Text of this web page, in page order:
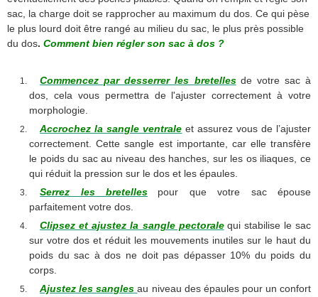
sac, la charge doit se rapprocher au maximum du dos. Ce qui pèse
le plus lourd doit être rangé au milieu du sac, le plus près possible
du dos. Comment bien régler son sac à dos ?
Commencez par desserrer les bretelles de votre sac à
dos, cela vous permettra de l'ajuster correctement à votre
morphologie.
Accrochez la sangle ventrale et assurez vous de l’ajuster
correctement. Cette sangle est importante, car elle transfère
le poids du sac au niveau des hanches, sur les os iliaques, ce
qui réduit la pression sur le dos et les épaules.
Serrez les bretelles
pour que votre sac épouse
parfaitement votre dos.
Clipsez et ajustez la sangle pectorale qui stabilise le sac
sur votre dos et réduit les mouvements inutiles sur le haut du
poids du sac à dos ne doit pas dépasser 10% du poids du
corps.
Ajustez les sanglesau niveau des épaules pour un confort